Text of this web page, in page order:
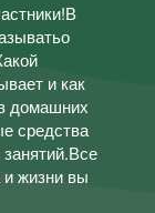
и как
домашних
средства
жизни вы